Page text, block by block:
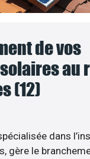
de vos
au
(12)
dans
gère le